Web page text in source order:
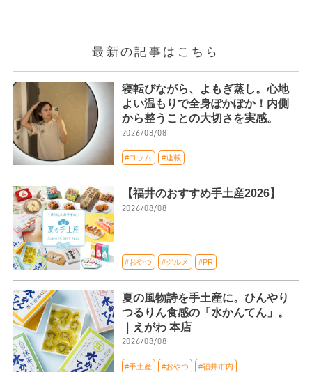
最新の記事はこちら
寝転びながら、よもぎ蒸し。心地
よい温もりで全身ぽかぽか！内側
から整うことの大切さを実感。
2026/08/08
#コラム #連載
【福井のおすすめ手土産2026】
2026/08/08
#おやつ #グルメ #PR
夏の風物詩を手土産に。ひんやり
つるりん食感の「水かんてん」。
｜えがわ 本店
2026/08/08
#手土産 #おやつ #福井市内